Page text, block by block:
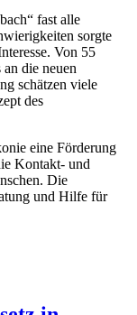
fast alle
sorgte
Von 55
die neuen
schätzen viele
des
eine Förderung
Kontakt- und
Die
und Hilfe für